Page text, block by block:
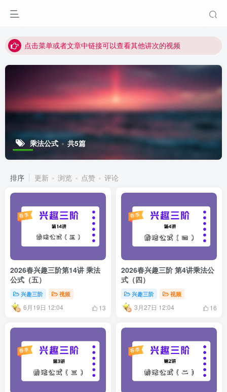
点击菜单或者文章中链接可以查看其他讲次的视频
最近网站被攻击导致速度非常慢，目前已恢复正常
视频无法观看的微信发消息给邱老师重置即可
乘法公式 共5篇
排序 更新 浏览 点赞 评论
2026春兴趣三阶第14讲 乘法
公式（五）
兴趣三阶 视频
6月19日 12:04 13
2026春兴趣三阶 第4讲乘法公
式（四）
兴趣三阶 视频
3月27日 12:04 16